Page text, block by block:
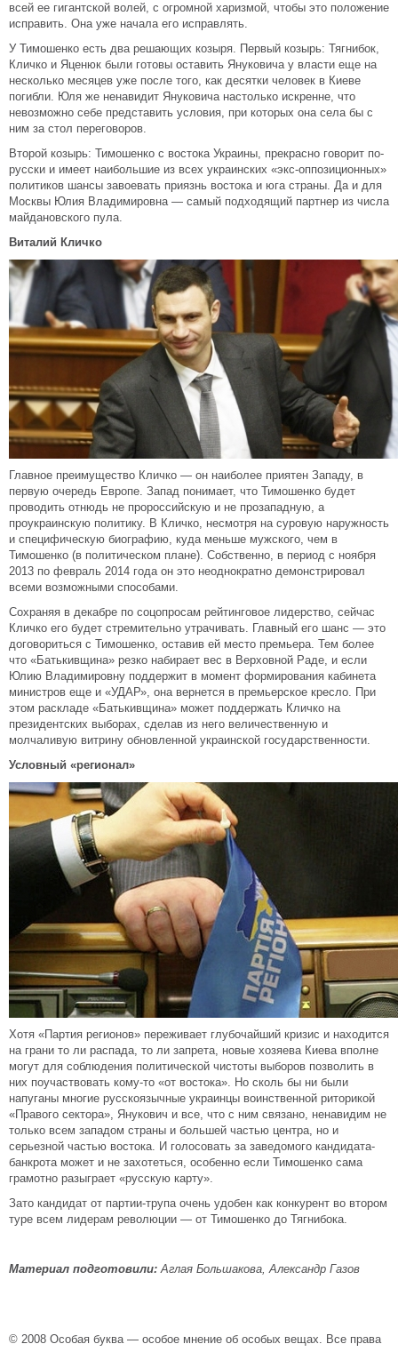
всей ее гигантской волей, с огромной харизмой, чтобы это положение
исправить. Она уже начала его исправлять.
У Тимошенко есть два решающих козыря. Первый козырь: Тягнибок,
Кличко и Яценюк были готовы оставить Януковича у власти еще на
несколько месяцев уже после того, как десятки человек в Киеве
погибли. Юля же ненавидит Януковича настолько искренне, что
невозможно себе представить условия, при которых она села бы с
ним за стол переговоров.
Второй козырь: Тимошенко с востока Украины, прекрасно говорит по-
русски и имеет наибольшие из всех украинских «экс-оппозиционных»
политиков шансы завоевать приязнь востока и юга страны. Да и для
Москвы Юлия Владимировна — самый подходящий партнер из числа
майдановского пула.
Виталий Кличко
Главное преимущество Кличко — он наиболее приятен Западу, в
первую очередь Европе. Запад понимает, что Тимошенко будет
проводить отнюдь не пророссийскую и не прозападную, а
проукраинскую политику. В Кличко, несмотря на суровую наружность
и специфическую биографию, куда меньше мужского, чем в
Тимошенко (в политическом плане). Собственно, в период с ноября
2013 по февраль 2014 года он это неоднократно демонстрировал
всеми возможными способами.
Сохраняя в декабре по соцопросам рейтинговое лидерство, сейчас
Кличко его будет стремительно утрачивать. Главный его шанс — это
договориться с Тимошенко, оставив ей место премьера. Тем более
что «Батькивщина» резко набирает вес в Верховной Раде, и если
Юлию Владимировну поддержит в момент формирования кабинета
министров еще и «УДАР», она вернется в премьерское кресло. При
этом раскладе «Батькивщина» может поддержать Кличко на
президентских выборах, сделав из него величественную и
молчаливую витрину обновленной украинской государственности.
Условный «регионал»
Хотя «Партия регионов» переживает глубочайший кризис и находится
на грани то ли распада, то ли запрета, новые хозяева Киева вполне
могут для соблюдения политической чистоты выборов позволить в
них поучаствовать кому-то «от востока». Но сколь бы ни были
напуганы многие русскоязычные украинцы воинственной риторикой
«Правого сектора», Янукович и все, что с ним связано, ненавидим не
только всем западом страны и большей частью центра, но и
серьезной частью востока. И голосовать за заведомого кандидата-
банкрота может и не захотеться, особенно если Тимошенко сама
грамотно разыграет «русскую карту».
Зато кандидат от партии-трупа очень удобен как конкурент во втором
туре всем лидерам революции — от Тимошенко до Тягнибока.
Материал подготовили: Аглая Большакова, Александр Газов
© 2008 Особая буква — особое мнение об особых вещах. Все права